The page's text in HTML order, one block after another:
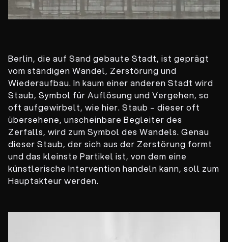
Berlin, die auf Sand gebaute Stadt, ist geprägt
vom ständigen Wandel, Zerstörung und
Wiederaufbau. In kaum einer anderen Stadt wird
Staub, Symbol für Auflösung und Vergehen, so
oft aufgewirbelt, wie hier. Staub – dieser oft
übersehene, unscheinbare Begleiter des
Zerfalls, wird zum Symbol des Wandels. Genau
dieser Staub, der sich aus der Zerstörung formt
und das kleinste Partikel ist, von dem eine
künstlerische Intervention handeln kann, soll zum
Hauptakteur werden.